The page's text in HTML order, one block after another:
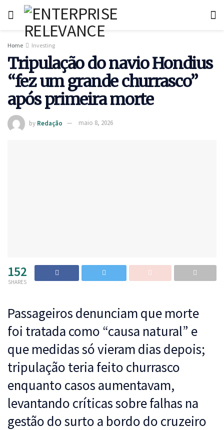
Home Investing
Tripulação do navio Hondius
“fez um grande churrasco”
após primeira morte
by Redação maio 8, 2026
152
SHARES
Passageiros denunciam que morte
foi tratada como “causa natural” e
que medidas só vieram dias depois;
tripulação teria feito churrasco
enquanto casos aumentavam,
levantando críticas sobre falhas na
gestão do surto a bordo do cruzeiro